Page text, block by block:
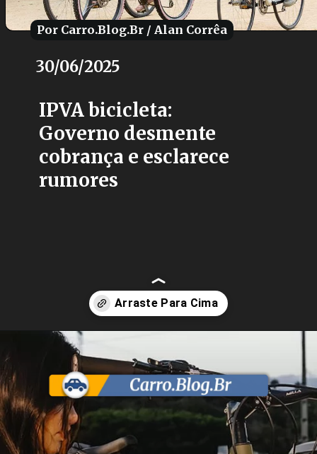
IPVA bicicleta:
Governo desmente
cobrança e esclarece
rumores
Por Carro.Blog.Br / Alan Corrêa
Por Carro.Blog.Br / Alan Corrêa
30/06/2025
Opening